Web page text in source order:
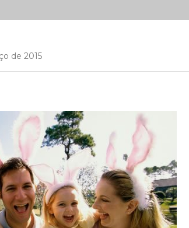
de 2015